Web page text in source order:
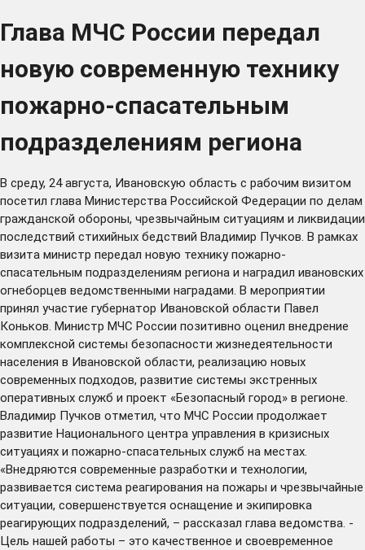
Глава МЧС России передал
новую современную технику
пожарно-спасательным
подразделениям региона
В среду, 24 августа, Ивановскую область с рабочим визитом
посетил глава Министерства Российской Федерации по делам
гражданской обороны, чрезвычайным ситуациям и ликвидации
последствий стихийных бедствий Владимир Пучков. В рамках
визита министр передал новую технику пожарно-
спасательным подразделениям региона и наградил ивановских
огнеборцев ведомственными наградами. В мероприятии
принял участие губернатор Ивановской области Павел
Коньков. Министр МЧС России позитивно оценил внедрение
комплексной системы безопасности жизнедеятельности
населения в Ивановской области, реализацию новых
современных подходов, развитие системы экстренных
оперативных служб и проект «Безопасный город» в регионе.
Владимир Пучков отметил, что МЧС России продолжает
развитие Национального центра управления в кризисных
ситуациях и пожарно-спасательных служб на местах.
«Внедряются современные разработки и технологии,
развивается система реагирования на пожары и чрезвычайные
ситуации, совершенствуется оснащение и экипировка
реагирующих подразделений, – рассказал глава ведомства. -
Цель нашей работы – это качественное и своевременное